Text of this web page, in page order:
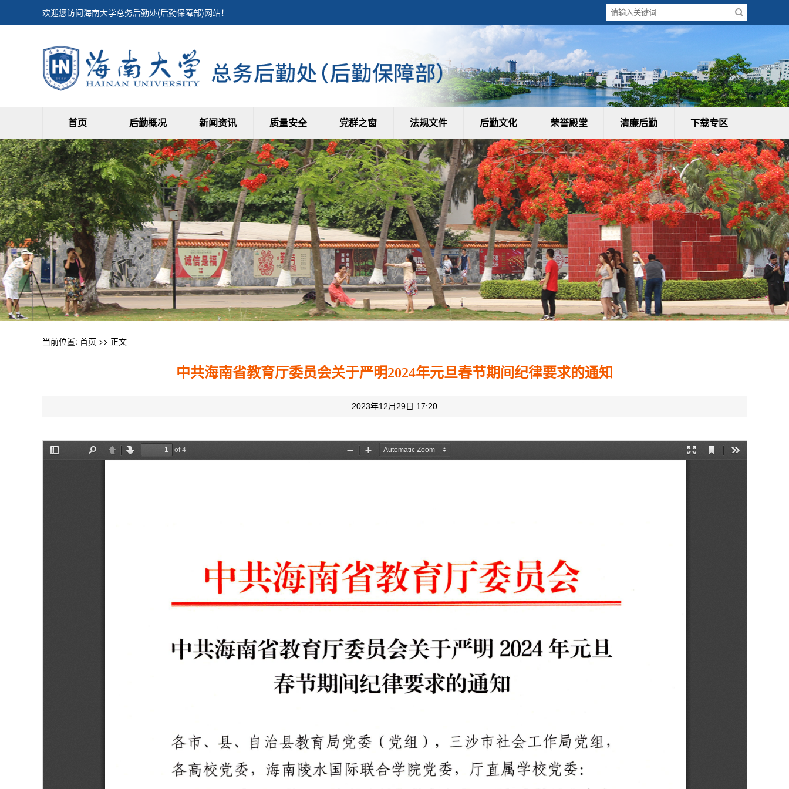
欢迎您访问海南大学总务后勤处(后勤保障部)网站！
首页 后勤概况 新闻资讯 质量安全 党群之窗 法规文件 后勤文化 荣誉殿堂 清廉后勤 下载专区
当前位置: 首页 >> 正文
中共海南省教育厅委员会关于严明2024年元旦春节期间纪律要求的通知
2023年12月29日 17:20